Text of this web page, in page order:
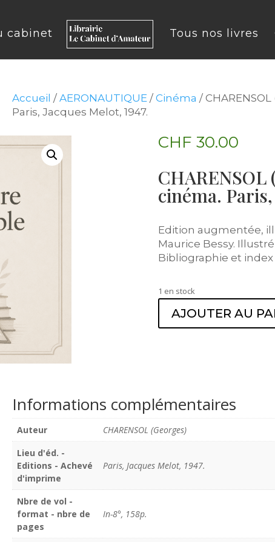
cabinet Tous nos livres
Accueil / AERONAUTIQUE / Cinéma /
Paris, Jacques Melot, 1947.
CHF 30.00
cinéma.
Edition augmentée,
Maurice Bessy.
Bibliographie et
1 en stock
AJOUTER AU
Informations complémentaires
Auteur
CHARENSOL (Georges)
Lieu d'éd. -
Editions - Achevé
d'imprime
Paris, Jacques Melot, 1947.
Nbre de vol -
format - nbre de
pages
In-8°, 158p.